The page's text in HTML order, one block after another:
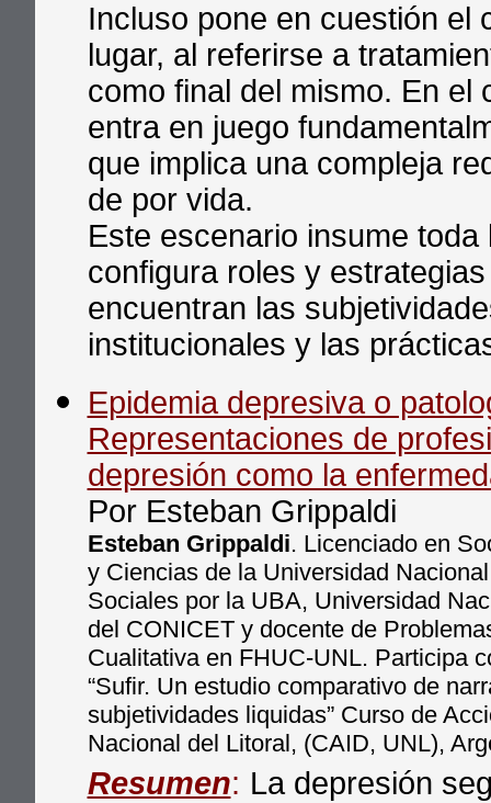
Incluso pone en cuestión el
lugar, al referirse a
como final del mismo. En el
entra en juego
que implica una compleja
de por vida.
Este escenario insume
configura roles y
encuentran las
institucionales y las
Epidemia depresiva o
Representaciones de
depresión como la
Por Esteban Grippaldi
Esteban Grippaldi. Licenciado en
y Ciencias de la Universidad
Sociales por la UBA, Universidad
del CONICET y docente de
Cualitativa en FHUC-UNL. Participa
“Sufir. Un estudio comparativo de
subjetividades liquidas” Curso de
Nacional del Litoral, (CAID, UNL),
Resumen: La depresión